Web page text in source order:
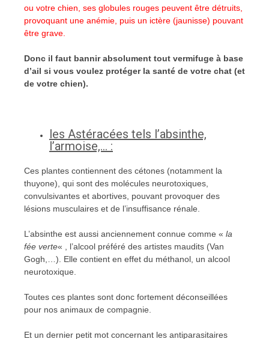
ou votre chien, ses globules rouges peuvent être détruits,
provoquant une anémie, puis un ictère (jaunisse) pouvant
être grave.
Donc il faut bannir absolument tout vermifuge à base
d’ail si vous voulez protéger la santé de votre chat (et
de votre chien).
les Astéracées tels l’absinthe,
l’armoise,… :
Ces plantes contiennent des cétones (notamment la
thuyone), qui sont des molécules neurotoxiques,
convulsivantes et abortives, pouvant provoquer des
lésions musculaires et de l’insuffisance rénale.
L’absinthe est aussi anciennement connue comme « la
fée verte« , l’alcool préféré des artistes maudits (Van
Gogh,…). Elle contient en effet du méthanol, un alcool
neurotoxique.
Toutes ces plantes sont donc fortement déconseillées
pour nos animaux de compagnie.
Et un dernier petit mot concernant les antiparasitaires